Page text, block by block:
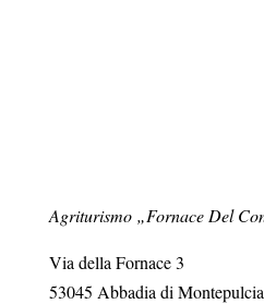
Agriturismo „Fornace Del
Via della Fornace 3
53045 Abbadia di